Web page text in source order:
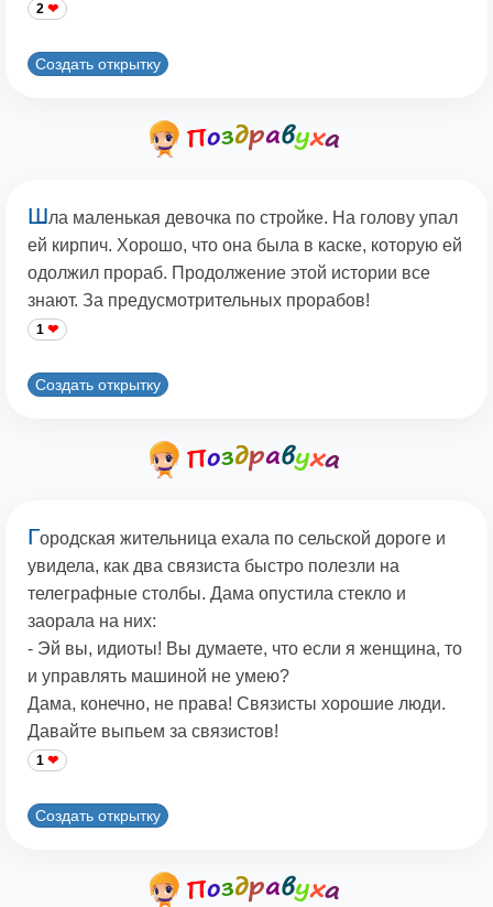
2
Создать открытку
Шла маленькая девочка по стройке. На голову упал
ей кирпич. Хорошо, что она была в каске, которую ей
одолжил прораб. Продолжение этой истории все
знают. За предусмотрительных прорабов!
1
Создать открытку
Городская жительница ехала по сельской дороге и
увидела, как два связиста быстро полезли на
телеграфные столбы. Дама опустила стекло и
заорала на них:
- Эй вы, идиоты! Вы думаете, что если я женщина, то
и управлять машиной не умею?
Дама, конечно, не права! Связисты хорошие люди.
Давайте выпьем за связистов!
1
Создать открытку